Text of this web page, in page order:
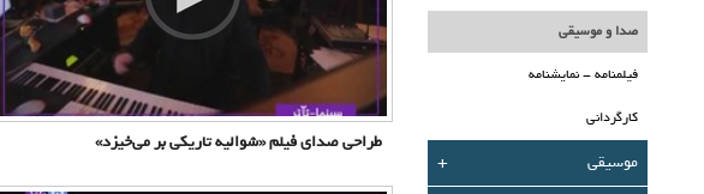
صدا و موسیقی
فیلمنامه - نمایشنامه
کارگردانی
موسیقی
+
طراحی صدای فیلم «شوالیه تاریکی بر می‌خیزد»